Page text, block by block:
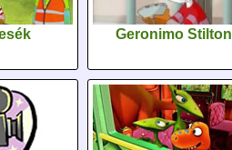
Geronimo Stilton